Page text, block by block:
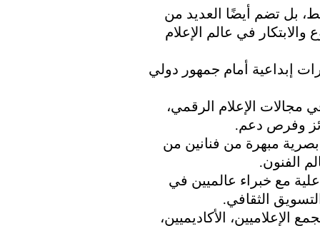
بل تضم أيضًا العديد من
والابتكار في عالم الإعلام
إبداعية أمام جمهور دولي
الإعلام الرقمي،
وفرص دعم.
مبهرة من فنانين من
الفنون.
مع خبراء عالميين في
الثقافي.
الإعلاميين، الأكاديميين،